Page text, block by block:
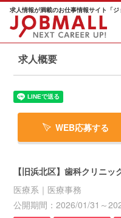
求人情報が満載のお仕事情報サイト「ジ
求人概要
WEB応募する
【旧浜北区】歯科クリニッ
医療系｜医療事務
公開期間：2026/01/31～